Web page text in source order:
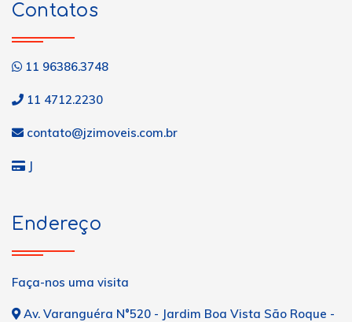
Contatos
11 96386.3748
11 4712.2230
contato@jzimoveis.com.br
J
Endereço
Faça-nos uma visita
Av. Varanguéra N°520 - Jardim Boa Vista São Roque -